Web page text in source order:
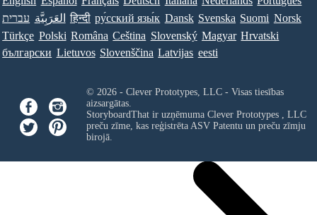
עברית العَرَبِيَّة हिन्दी ру́сский язы́к Dansk Svenska Suomi Norsk
Türkçe Polski Româna Ceština Slovenský Magyar Hrvatski
български Lietuvos Slovenščina Latvijas eesti
© 2026 - Clever Prototypes, LLC - Visas tiesības
aizsargātas.
StoryboardThat ir uzņēmuma Clever Prototypes , LLC
preču zīme, kas reģistrēta ASV Patentu un preču zīmju
birojā.